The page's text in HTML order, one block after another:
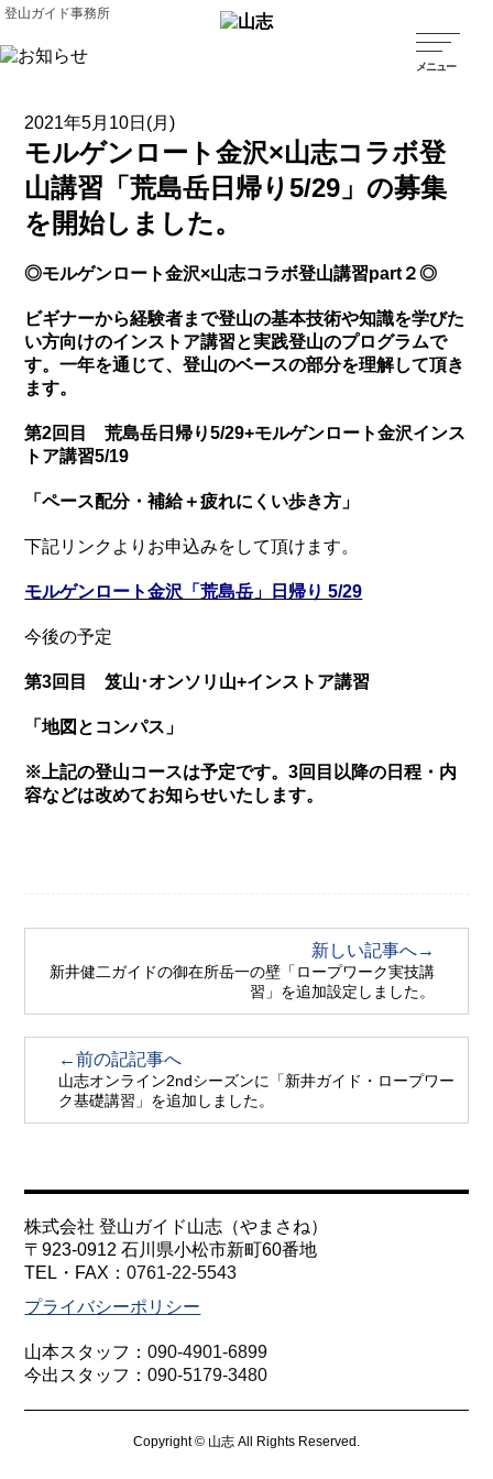
登山ガイド事務所
2021年5月10日(月)
モルゲンロート金沢×山志コラボ登
山講習「荒島岳日帰り5/29」の募集
を開始しました。
◎モルゲンロート金沢×山志コラボ登山講習part２◎
ビギナーから経験者まで登山の基本技術や知識を学びた
い方向けのインストア講習と実践登山のプログラムで
す。一年を通じて、登山のベースの部分を理解して頂き
ます。
第2回目 荒島岳日帰り5/29+モルゲンロート金沢インス
トア講習5/19
「ペース配分・補給＋疲れにくい歩き方」
下記リンクよりお申込みをして頂けます。
モルゲンロート金沢「荒島岳」日帰り 5/29
今後の予定
第3回目 笈山･オンソリ山+インストア講習
「地図とコンパス」
※ 上記の登山コースは予定です。3回目以降の日程・内
容などは改めてお知らせいたします。
新しい記事へ→
新井健二ガイドの御在所岳一の壁「ロープワーク実技講
習」を追加設定しました。
←前の記記事へ
山志オンライン2ndシーズンに「新井ガイド・ロープワー
ク基礎講習」を追加しました。
株式会社 登山ガイド山志（やまさね）
〒923-0912 石川県小松市新町60番地
TEL・FAX：0761-22-5543
プライバシーポリシー
山本スタッフ：090-4901-6899
今出スタッフ：090-5179-3480
Copyright © 山志 All Rights Reserved.